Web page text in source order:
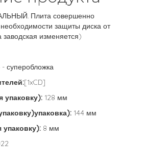
Плита совершенно
защиты диска от
изменяется)
суперобложка
[1xCD]
упаковку): 128 мм
144 мм
8 мм